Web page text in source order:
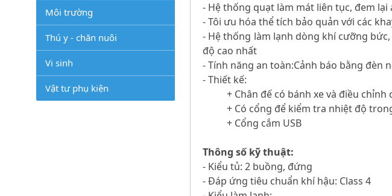
- Hệ thống quạt làm mát liên tục, đem
- Tôi ưu hóa thể tích bảo quản với các
- Hệ thống làm lạnh dòng khí cưỡng
độ cao nhất
- Tính năng an toàn:Cảnh báo bằng đèn
- Thiết kế:
+ Chân đế có bánh xe và điều chỉnh
+ Có cổng để kiểm tra nhiệt độ
+ Cổng cắm USB
Thông số kỹ thuật:
- Kiểu tủ: 2 buồng, đứng
- Đáp ứng tiêu chuẩn khí hậu: Class 4
Môi trường
Thú y - chăn nuôi
Vi sinh
Vật tư phụ kiện